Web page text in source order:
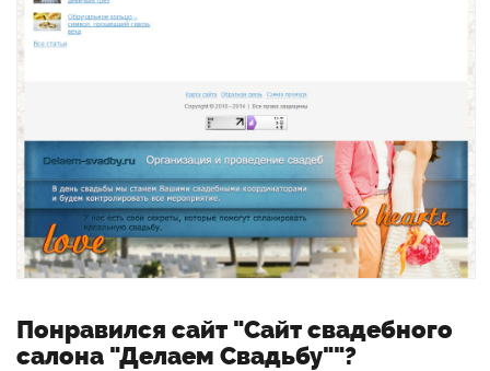
Понравился сайт "Сайт свадебного
салона "Делаем Свадьбу""?